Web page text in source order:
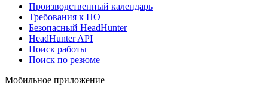
Производственный календарь
Требования к ПО
Безопасный HeadHunter
HeadHunter API
Поиск работы
Поиск по резюме
Мобильное приложение